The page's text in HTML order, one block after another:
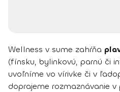
Wellness v sume zahŕňa
(fínsku, bylinkovú, parnú či
uvoľníme vo vírivke či v
doprajeme rozmaznávanie